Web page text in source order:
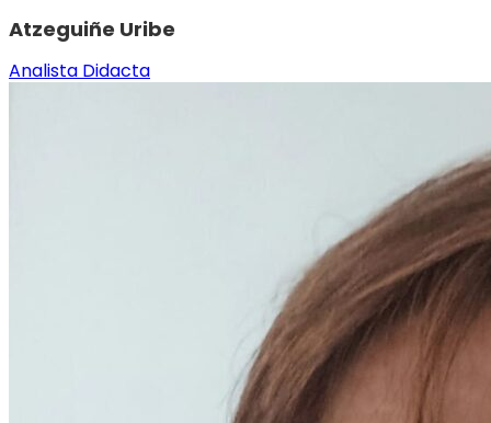
Atzeguiñe Uribe
Analista Didacta